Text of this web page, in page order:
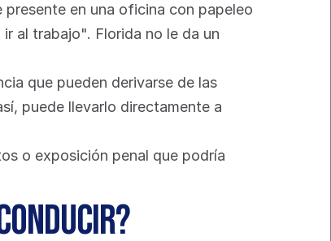
en una oficina con papeleo
al trabajo". Florida no le da un
que pueden derivarse de las
puede llevarlo directamente a
o exposición penal que podría